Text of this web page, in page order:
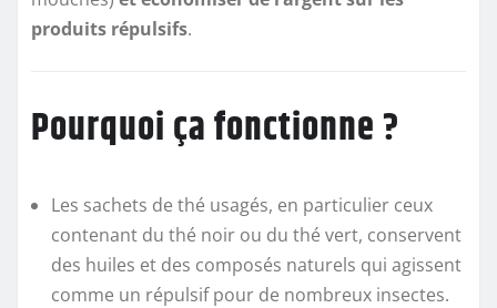
produits répulsifs.
Pourquoi ça fonctionne ?
Les sachets de thé usagés, en particulier ceux
contenant du thé noir ou du thé vert, conservent
des huiles et des composés naturels qui agissent
comme un répulsif pour de nombreux insectes.